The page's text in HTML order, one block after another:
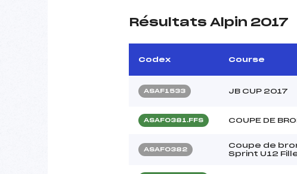
Résultats Alpin 2017
Codex Course
ASAF1533 JB CUP 2017
ASAF0381.FFS COUPE DE
ASAF0382
Coupe de
Sprint U12